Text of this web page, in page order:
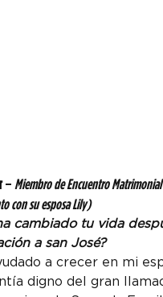
– Miembro de Encuentro
con su esposa Lily)
cambiado tu vida
a san José?
a crecer en mi
digno del gran